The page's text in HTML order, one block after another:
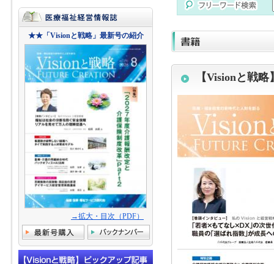
★★「Visionと戦略」最新号の紹介
→拡大・目次（PDF）
【Visionと戦